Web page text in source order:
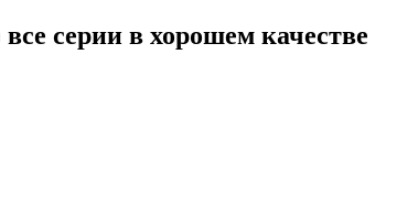
серии в хорошем качестве